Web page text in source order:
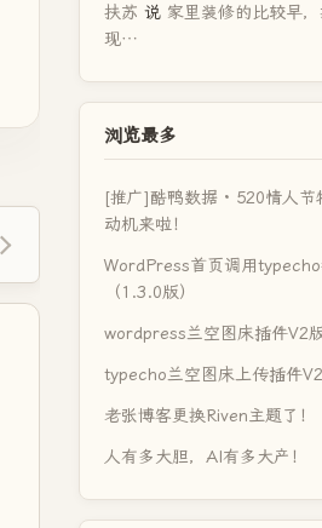
扶苏 说 家里装修的比较早
现…
浏览最多
[推广]酷鸭数据 · 520情人节
动机来啦！
WordPress首页调用
（1.3.0版）
wordpress兰空图床插件V2
typecho兰空图床上传插件
老张博客更换Riven主题了！
人有多大胆，AI有多大产！